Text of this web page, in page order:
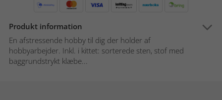
Produkt information
En afstressende hobby til dig der holder af
hobbyarbejder. Inkl. i kittet: sorterede sten, stof med
baggrundstrykt klæbe...